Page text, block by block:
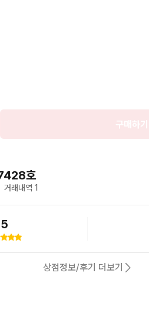
구매하기
호
거래내역 1
5
상점정보/후기 더보기